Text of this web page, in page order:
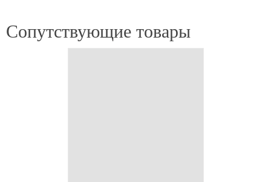
Сопутствующие товары